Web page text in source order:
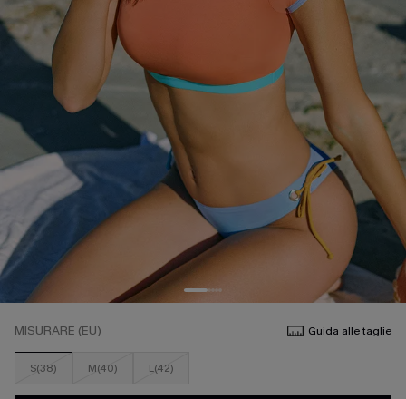
MISURARE (EU) Guida alle taglie
S(38) M(40) L(42)